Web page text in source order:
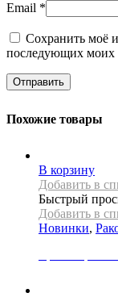
Email *
Сохранить моё
последующих моих
Похожие товары
В корзину
Добавить в
Быстрый
Добавить в
Новинки,